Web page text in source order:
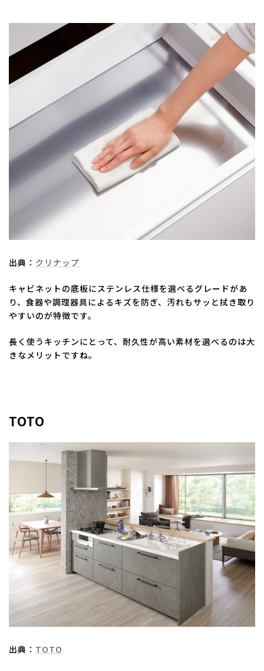
出典： クリナップ
キャビネットの底板にステンレス仕様を選べるグレードがあ
り、食器や調理器具によるキズを防ぎ、汚れもサッと拭き取り
やすいのが特徴です。
長く使うキッチンにとって、耐久性が高い素材を選べるのは大
きなメリットですね。
TOTO
出典： TOTO